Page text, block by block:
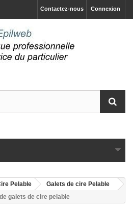
Connexion
Contactez-nous
Pelable
Galets de cire Pelable
galets de cire pelable